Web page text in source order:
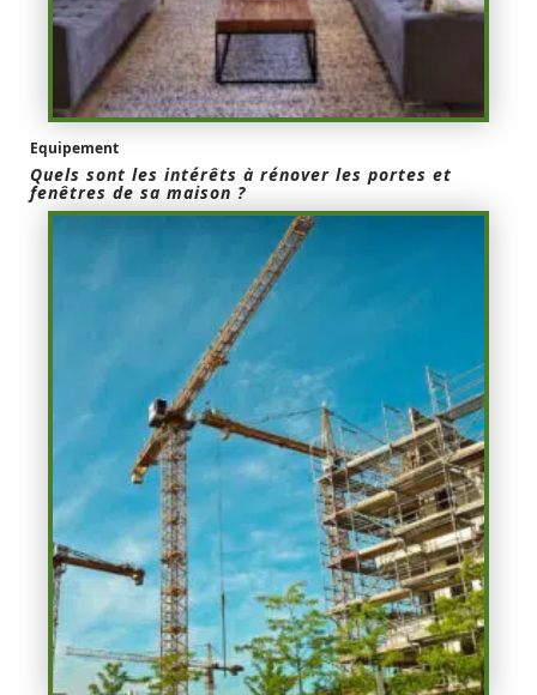
Equipement
Quels sont les intérêts à rénover les portes et
fenêtres de sa maison ?